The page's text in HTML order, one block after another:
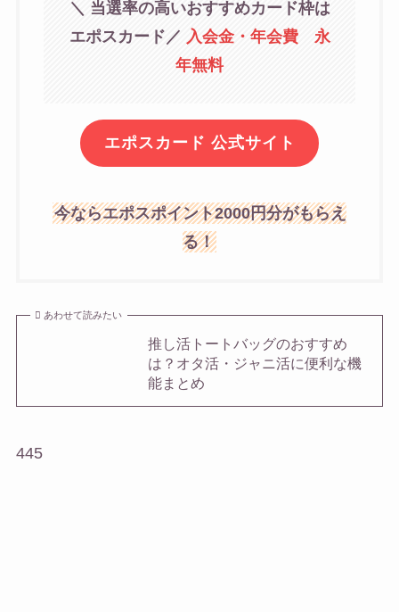
＼ 当選率の高いおすすめカード枠は
エポスカード ／ 入会金・年会費 永
年無料
エポスカード 公式サイト
今ならエポスポイント2000円分がもらえ
る！
あわせて読みたい
推し活トートバッグのおすすめ
は？オタ活・ジャニ活に便利な機
能まとめ
445